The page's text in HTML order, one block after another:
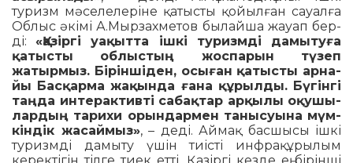
туризм мәселелеріне қатысты қойылған сауалға
Облыс әкімі А.Мыр­­захметов былайша жауап бер­
ді:«Қазіргі уақытта ішкі ту­ризмді да­­мытуға
қатысты об­лыстың жос­па­рын түзеп
жатырмыз. Бі­рін­шіден, осы­ған қатысты ар­на­
йы Бас­қарма жа­қында ғана құрыл­ды. Бүгінгі
таңда интерактивті сабақтар арқылы оқу­шы­
лардың тарихи орындармен та­нысуына мүм­
кіндік жасаймыз», – деді. Ай­мақ басшысы ішкі
ту­ризмді дамыту үшін тиісті инф­ра­құрылым